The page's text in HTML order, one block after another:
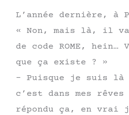
L’année dernière, à
« Non, mais là, il
de code ROME, hein…
que ça existe ? »
– Puisque je suis
c’est dans mes
répondu ça, en